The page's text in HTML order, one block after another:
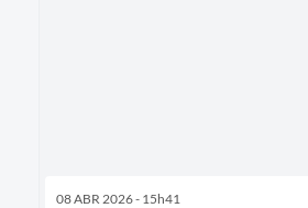
08 ABR 2026 - 15h41